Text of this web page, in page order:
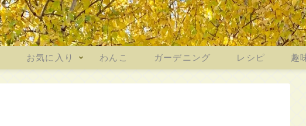
お気に入り わんこ ガーデニング レシピ 趣